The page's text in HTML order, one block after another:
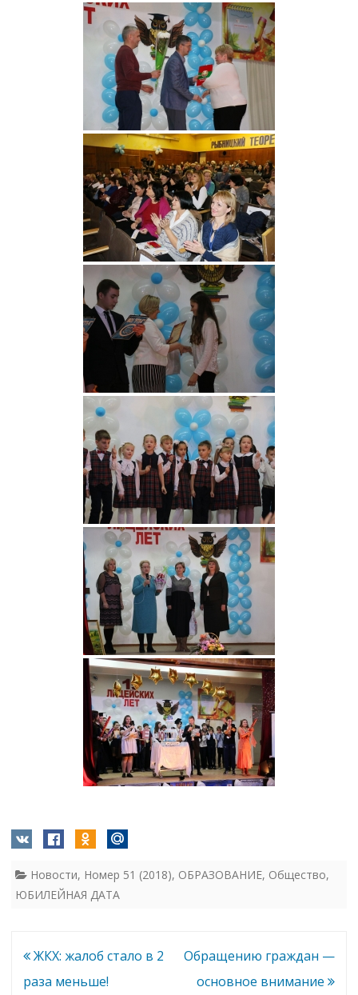
Новости, Номер 51 (2018), ОБРАЗОВАНИЕ, Общество,
ЮБИЛЕЙНАЯ ДАТА
Навигация
по
ЖКХ: жалоб стало в 2
раза меньше!
Обращению граждан —
основное внимание